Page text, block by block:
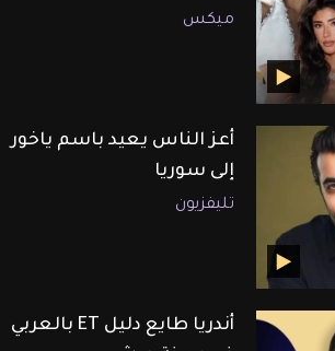
ميكس
أعز الناس يعيد باسم ياخور
إلى سوريا
تليفزيون
أندريا طايع دليل ET بالعربي